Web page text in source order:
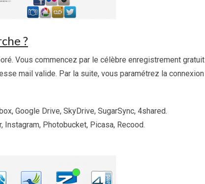
?
Vous commencez par le célèbre enregistrement gratuit
mail valide. Par la suite, vous paramétrez la connexion
Google Drive, SkyDrive, SugarSync, 4shared.
Instagram, Photobucket, Picasa, Recood.